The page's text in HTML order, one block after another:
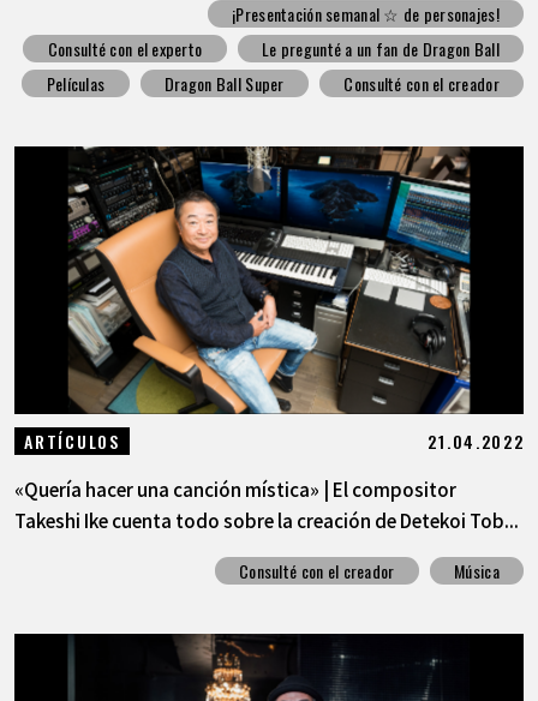
¡Presentación semanal ☆ de personajes!
Consulté con el experto
Le pregunté a un fan de Dragon Ball
Películas
Dragon Ball Super Consulté con el creador
ARTÍCULOS 21.04.2022
«Quería hacer una canción mística» | El compositor
Takeshi Ike cuenta todo sobre la creación de Detekoi Tob...
Consulté con el creador Música